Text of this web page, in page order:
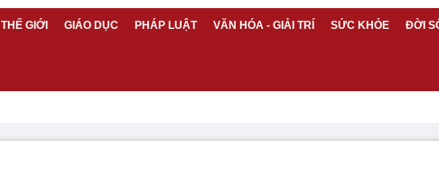
THẾ GIỚI GIÁO DỤC PHÁP LUẬT VĂN HÓA - GIẢI TRÍ SỨC KHỎE ĐỜI